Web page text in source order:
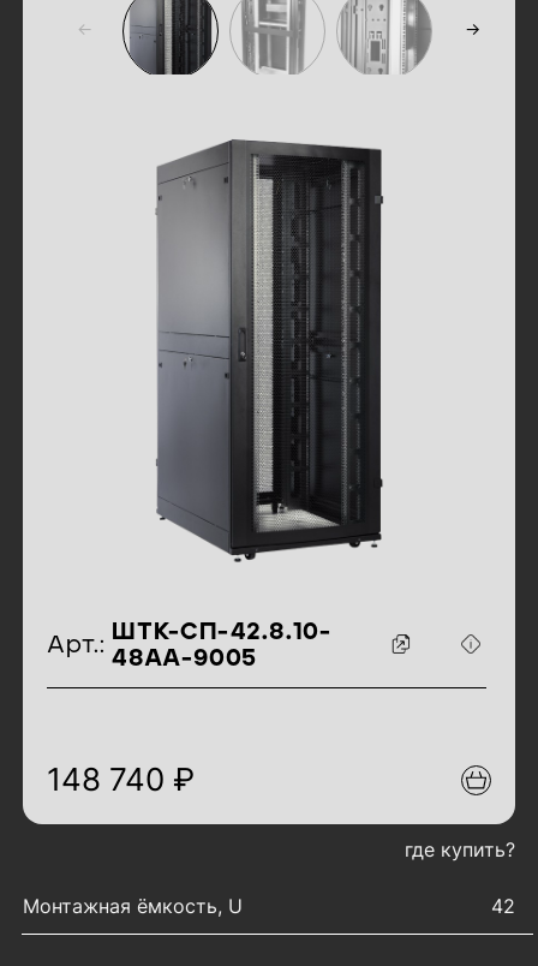
идентификаторы товара
Арт.:
ШТК-СП-42.8.10-
48АА-9005
148 740 ₽
где купить?
Монтажная ёмкость, U
42